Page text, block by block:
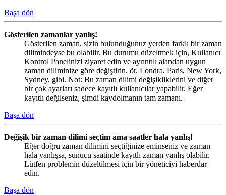
Başa dön
Gösterilen zamanlar yanlış!
Gösterilen zaman, sizin bulunduğunuz yerden farklı bir zaman
dilimindeyse bu olabilir. Bu durumu düzeltmek için, Kullanıcı
Kontrol Panelinizi ziyaret edin ve ayrıntılı alandan uygun
zaman diliminize göre değiştirin, ör. Londra, Paris, New York,
Sydney, gibi. Not: Bu zaman dilimi değişikliklerini ve diğer
bir çok ayarları sadece kayıtlı kullanıcılar yapabilir. Eğer
kayıtlı değilseniz, şimdi kaydolmanın tam zamanı.
Başa dön
Değişik bir zaman dilimi seçtim ama saatler hala yanlış!
Eğer doğru zaman dilimini seçtiğinize eminseniz ve zaman
hala yanlışsa, sunucu saatinde kayıtlı zaman yanlış olabilir.
Lütfen problemin düzeltilmesi için bir yöneticiyi haberdar
edin.
Başa dön